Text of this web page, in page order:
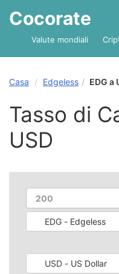
Cocorate
Valute mondiali
Casa Edgeless EDG a
Tasso di
USD
EDG - Edgeless
USD - US Dollar